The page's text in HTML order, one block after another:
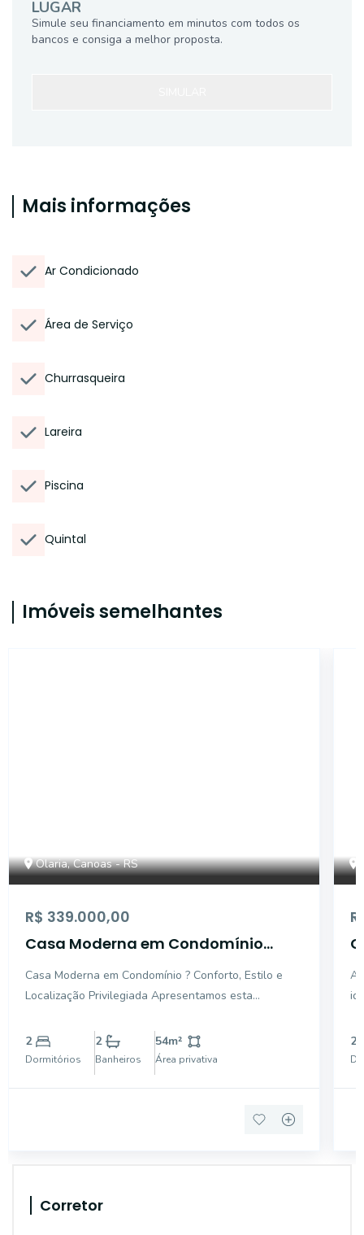
LUGAR
Simule seu financiamento em minutos com todos os
bancos e consiga a melhor proposta.
Mais informações
Ar Condicionado
Área de Serviço
Churrasqueira
Lareira
Piscina
Quintal
Imóveis semelhantes
Olaria, Canoas - RS
R$ 339.000,00
Casa Moderna em Condomínio
Privilegiada
Casa Moderna em Condomínio ? Conforto, Estilo e
Localização Privilegiada Apresentamos esta
busca qualidade de vida, segurança e sofisticação,
aliadas a um projeto arquitetônico moderno e
funcional. Destaqu
2
Dormitórios
2
Banheiros
54m²
Área privativa
2
Corretor